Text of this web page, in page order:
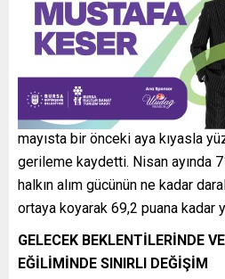
GERİLEDİ
Manşet endeksteki sembolik
doğrudan doğruya mevcut
şartlarını özetleyen en kritik alt
Mevcut dönem itibarıyla
mayısta bir önceki aya kıyasla
gerileme kaydetti. Nisan ayında
halkın alım gücünün ne kadar
ortaya koyarak 69,2 puana kadar
GELECEK BEKLENTİLERİNDE
EĞİLİMİNDE SINIRLI DEĞİŞİM